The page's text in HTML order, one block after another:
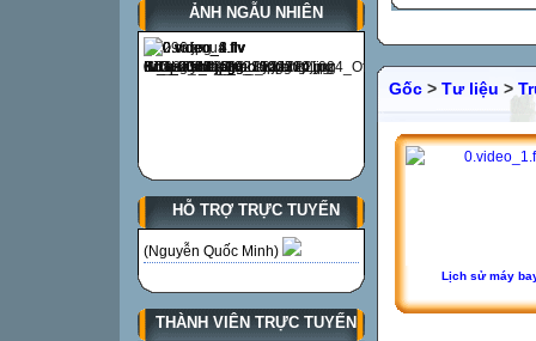
ẢNH NGẪU NHIÊN
HỖ TRỢ TRỰC TUYẾN
(Nguyễn Quốc Minh)
THÀNH VIÊN TRỰC TUYẾN
Gốc > Tư liệu >
Lịch sử máy